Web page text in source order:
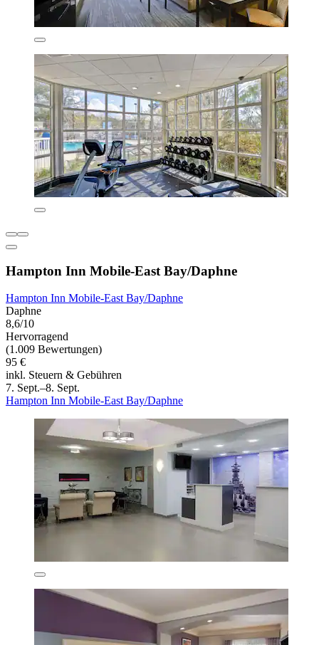
Hampton Inn Mobile-East Bay/Daphne
Hampton Inn Mobile-East Bay/Daphne
Daphne
8,6/10
Hervorragend
(1.009 Bewertungen)
95 €
inkl. Steuern & Gebühren
7. Sept.–8. Sept.
Hampton Inn Mobile-East Bay/Daphne